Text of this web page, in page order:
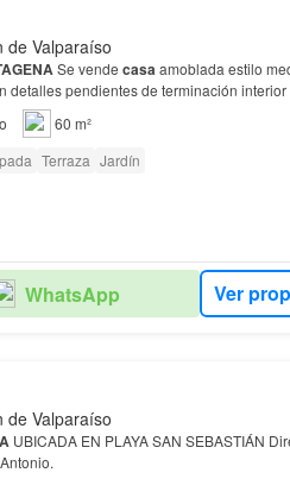
de Valparaíso
Se vende casaamoblada estilo
detalles pendientes de terminación
CESFAM, negocios, lo…
60 m²
Terraza Jardín
WhatsApp Ver
de Valparaíso
UBICADA EN PLAYA SAN SEBASTIÁN Dirección: La